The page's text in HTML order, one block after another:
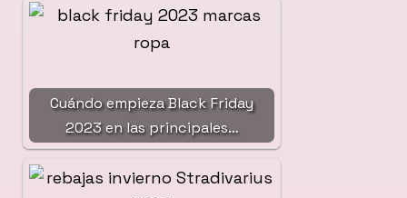
Cuándo empieza Black Friday
2023 en las principales…